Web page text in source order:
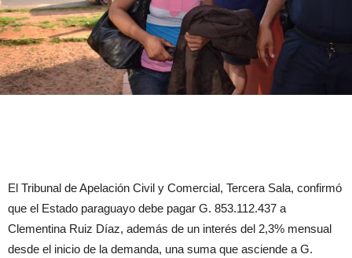
El Tribunal de Apelación Civil y Comercial, Tercera Sala, confirmó
que el Estado paraguayo debe pagar G. 853.112.437 a
Clementina Ruiz Díaz, además de un interés del 2,3% mensual
desde el inicio de la demanda, una suma que asciende a G.